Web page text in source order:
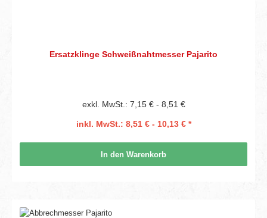
Ersatzklinge Schweißnahtmesser Pajarito
exkl. MwSt.: 7,15 € - 8,51 €
inkl. MwSt.: 8,51 € - 10,13 € *
In den Warenkorb